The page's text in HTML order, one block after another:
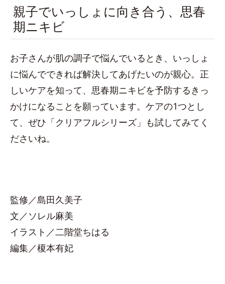
親子でいっしょに向き合う、思春
期ニキビ
お子さんが肌の調子で悩んでいるとき、いっしょ
に悩んでできれば解決してあげたいのが親心。正
しいケアを知って、思春期ニキビを予防するきっ
かけになることを願っています。ケアの1つとし
て、ぜひ「クリアフルシリーズ」も試してみてく
ださいね。
監修／島田久美子
文／ソレル麻美
イラスト／二階堂ちはる
編集／榎本有妃